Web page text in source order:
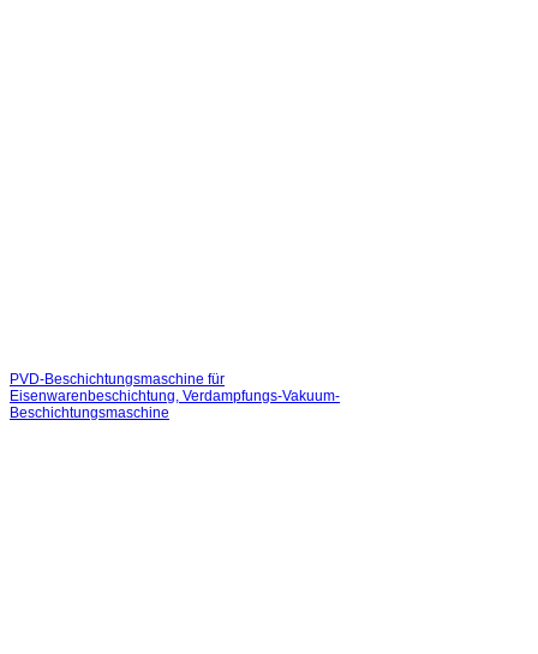
PVD-Beschichtungsmaschine für
Eisenwarenbeschichtung, Verdampfungs-Vakuum-
Beschichtungsmaschine